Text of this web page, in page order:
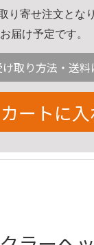
り寄せ注文とな
届け予定です。
け取り方法・送料
カートに